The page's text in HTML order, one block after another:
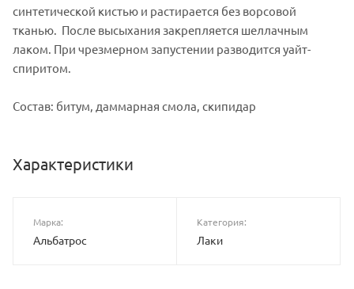
синтетической кистью и растирается без ворсовой
тканью. После высыхания закрепляется шеллачным
лаком. При чрезмерном запустении разводится уайт-
спиритом.
Состав: битум, даммарная смола, скипидар
Характеристики
Марка:
Альбатрос
Категория:
Лаки